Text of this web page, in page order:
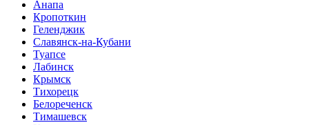
Анапа
Кропоткин
Геленджик
Славянск-на-Кубани
Туапсе
Лабинск
Крымск
Тихорецк
Белореченск
Тимашевск